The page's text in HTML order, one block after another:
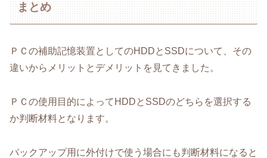
まとめ
ＰＣの補助記憶装置としてのHDDとSSDについて、その
違いからメリットとデメリットを見てきました。
ＰＣの使用目的によってHDDとSSDのどちらを選択する
か判断材料となります。
バックアップ用に外付けで使う場合にも判断材料になると